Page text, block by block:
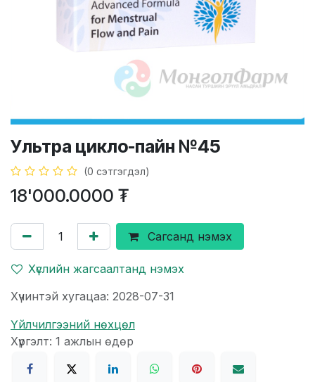
Ультра цикло-пайн №45
(0 сэтгэгдэл)
18'000.0000 ₮
Сагсанд нэмэх
Хүслийн жагсаалтанд нэмэх
Хүчинтэй хугацаа: 2028-07-31
Үйлчилгээний нөхцөл
Хүргэлт: 1 ажлын өдөр